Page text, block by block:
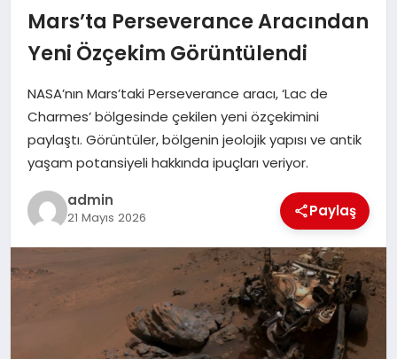
GENEL
SPOR
TEKNOLOJI
Mars’ta Perseverance Aracından
Yeni Özçekim Görüntülendi
NASA’nın Mars’taki Perseverance aracı, ‘Lac de
Charmes’ bölgesinde çekilen yeni özçekimini
paylaştı. Görüntüler, bölgenin jeolojik yapısı ve antik
yaşam potansiyeli hakkında ipuçları veriyor.
admin
21 Mayıs 2026 Paylaş